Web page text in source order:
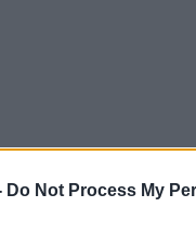
Do Not Process My